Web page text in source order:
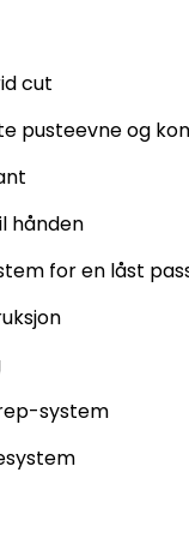
cut
pusteevne og
hånden
for en låst
system